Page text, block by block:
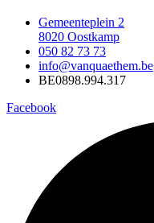
Gemeenteplein 2
8020 Oostkamp
050 82 73 73
info@vanquaethem.be
BE0898.994.317
Facebook